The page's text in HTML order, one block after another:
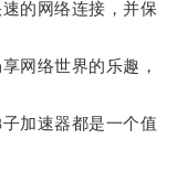
的网络连接，并保
网络世界的乐趣，
加速器都是一个值